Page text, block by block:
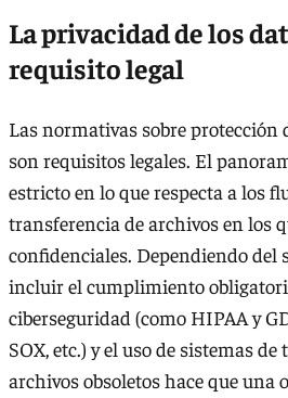
La privacidad de los
requisito legal
Las normativas sobre protección
son requisitos legales. El
estricto en lo que respecta a los
transferencia de archivos en los
confidenciales. Dependiendo del
incluir el cumplimiento
ciberseguridad (como HIPAA y
SOX, etc.) y el uso de sistemas
archivos obsoletos hace que